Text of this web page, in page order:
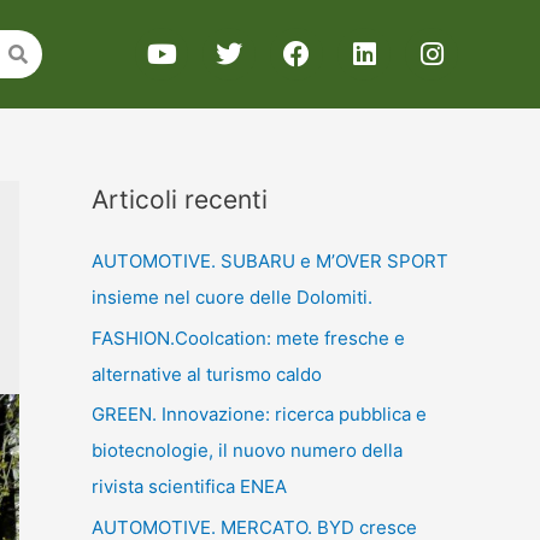
Articoli recenti
AUTOMOTIVE. SUBARU e M’OVER SPORT
insieme nel cuore delle Dolomiti.
FASHION.Coolcation: mete fresche e
alternative al turismo caldo
GREEN. Innovazione: ricerca pubblica e
biotecnologie, il nuovo numero della
rivista scientifica ENEA
AUTOMOTIVE. MERCATO. BYD cresce